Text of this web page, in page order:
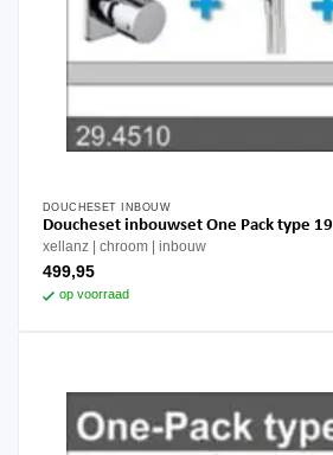
DOUCHESET INBOUW
Doucheset inbouwset One Pack type 19
xellanz chroom inbouw
499,95
op voorraad